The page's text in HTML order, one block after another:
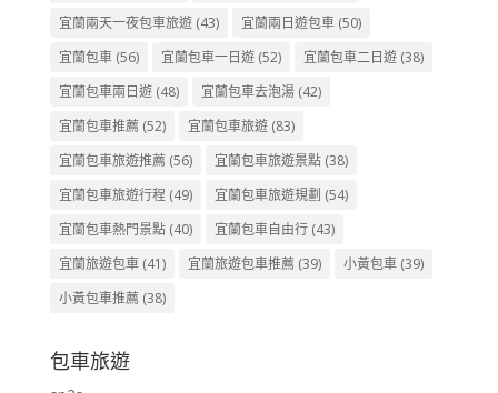
宜蘭兩天一夜包車旅遊(43) 宜蘭兩日遊包車(50)
宜蘭包車(56) 宜蘭包車一日遊(52) 宜蘭包車二日遊(38)
宜蘭包車兩日遊(48) 宜蘭包車去泡湯(42)
宜蘭包車推薦(52) 宜蘭包車旅遊(83)
宜蘭包車旅遊推薦(56) 宜蘭包車旅遊景點(38)
宜蘭包車旅遊行程 (49) 宜蘭包車旅遊規劃 (54)
宜蘭包車熱門景點(40) 宜蘭包車自由行(43)
宜蘭旅遊包車(41) 宜蘭旅遊包車推薦(39) 小黃包車(39)
小黃包車推薦(38)
包車旅遊